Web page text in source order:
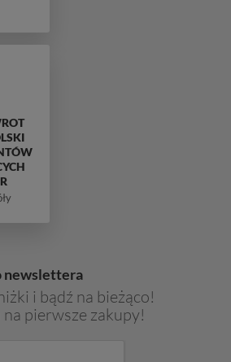
newslettera
i bądź na bieżąco!
pierwsze zakupy!